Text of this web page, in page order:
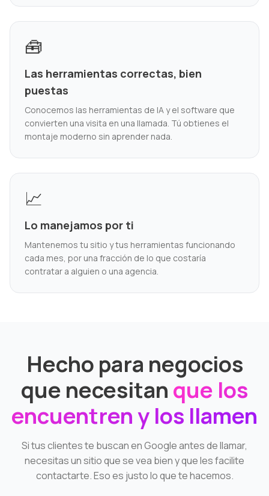
🧰
Las herramientas correctas, bien
puestas
Conocemos las herramientas de IA y el software que
convierten una visita en una llamada. Tú obtienes el
montaje moderno sin aprender nada.
📈
Lo manejamos por ti
Mantenemos tu sitio y tus herramientas funcionando
cada mes, por una fracción de lo que costaría
contratar a alguien o una agencia.
Hecho para negocios
que necesitan que los
encuentren y los llamen
Si tus clientes te buscan en Google antes de llamar,
necesitas un sitio que se vea bien y que les facilite
contactarte. Eso es justo lo que te hacemos.